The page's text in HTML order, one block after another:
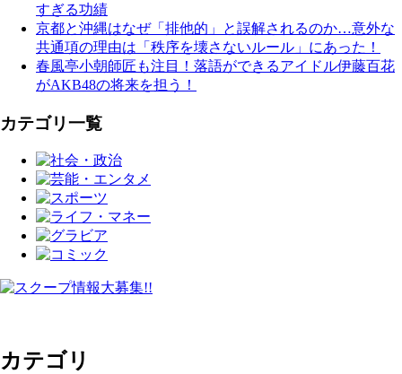
すぎる功績
京都と沖縄はなぜ「排他的」と誤解されるのか…意外な
共通項の理由は「秩序を壊さないルール」にあった！
春風亭小朝師匠も注目！落語ができるアイドル伊藤百花
がAKB48の将来を担う！
カテゴリ一覧
カテゴリ